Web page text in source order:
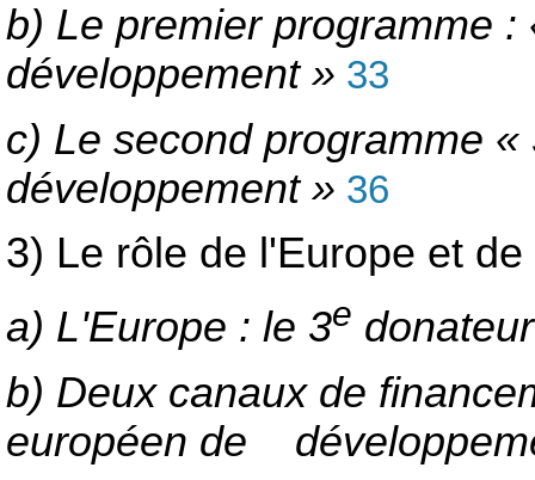
b) Le premier programme
développement » 33
c) Le second programme
développement » 36
3) Le rôle de l'Europe et de
a) L'Europe : le 3e
b) Deux canaux de
européen de